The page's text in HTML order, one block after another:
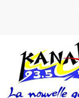
Kanal